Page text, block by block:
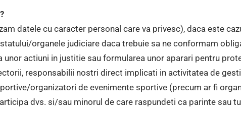
datele cu caracter personal care va privesc), daca este
organele judiciare daca trebuie sa ne conformam
unor actiuni in justitie sau formularea unor aparari pentru
responsabilii nostri direct implicati in activitatea de
organizatori de evenimente sportive (precum ar fi
dvs. si/sau minorul de care raspundeti ca parinte sau